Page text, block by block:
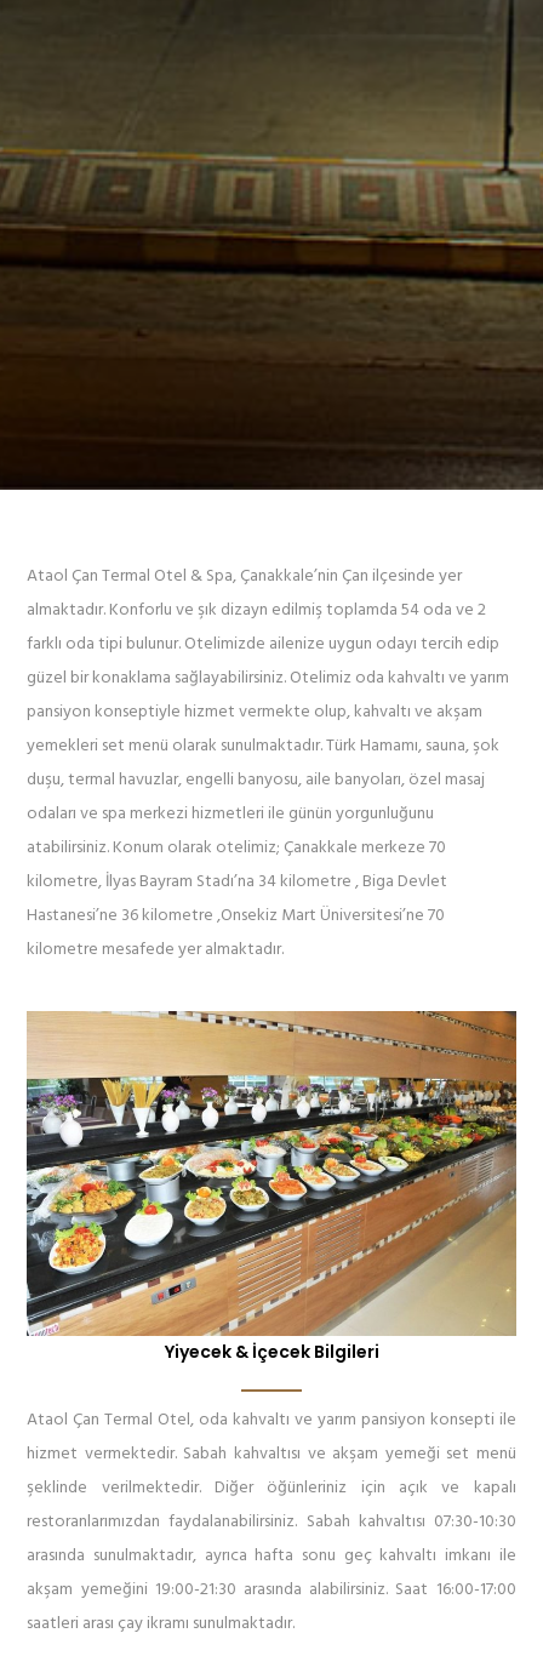
Ataol Çan Termal Otel & Spa, Çanakkale’nin Çan ilçesinde yer
almaktadır. Konforlu ve şık dizayn edilmiş toplamda 54 oda ve 2
farklı oda tipi bulunur. Otelimizde ailenize uygun odayı tercih edip
güzel bir konaklama sağlayabilirsiniz. Otelimiz oda kahvaltı ve yarım
pansiyon konseptiyle hizmet vermekte olup, kahvaltı ve akşam
yemekleri set menü olarak sunulmaktadır. Türk Hamamı, sauna, şok
duşu, termal havuzlar, engelli banyosu, aile banyoları, özel masaj
odaları ve spa merkezi hizmetleri ile günün yorgunluğunu
atabilirsiniz. Konum olarak otelimiz; Çanakkale merkeze 70
kilometre, İlyas Bayram Stadı’na 34 kilometre , Biga Devlet
Hastanesi’ne 36 kilometre ,Onsekiz Mart Üniversitesi’ne 70
kilometre mesafede yer almaktadır.
Yiyecek & İçecek Bilgileri
Ataol Çan Termal Otel, oda kahvaltı ve yarım pansiyon konsepti ile
hizmet vermektedir. Sabah kahvaltısı ve akşam yemeği set menü
şeklinde verilmektedir. Diğer öğünleriniz için açık ve kapalı
restoranlarımızdan faydalanabilirsiniz. Sabah kahvaltısı 07:30-10:30
arasında sunulmaktadır, ayrıca hafta sonu geç kahvaltı imkanı ile
akşam yemeğini 19:00-21:30 arasında alabilirsiniz. Saat 16:00-17:00
saatleri arası çay ikramı sunulmaktadır.